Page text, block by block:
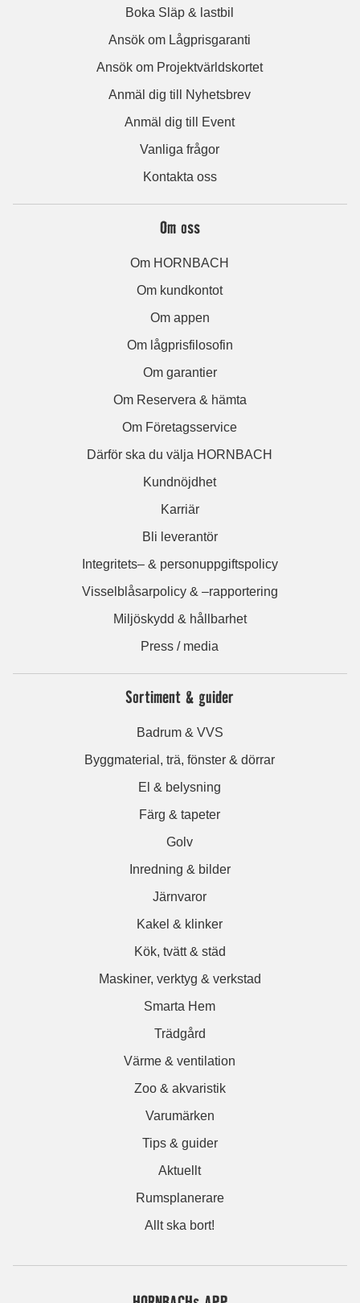
Boka Släp & lastbil
Ansök om Lågprisgaranti
Ansök om Projektvärldskortet
Anmäl dig till Nyhetsbrev
Anmäl dig till Event
Vanliga frågor
Kontakta oss
Om oss
Om HORNBACH
Om kundkontot
Om appen
Om lågprisfilosofin
Om garantier
Om Reservera & hämta
Om Företagsservice
Därför ska du välja HORNBACH
Kundnöjdhet
Karriär
Bli leverantör
Integritets– & personuppgiftspolicy
Visselblåsarpolicy & –rapportering
Miljöskydd & hållbarhet
Press / media
Sortiment & guider
Badrum & VVS
Byggmaterial, trä, fönster & dörrar
El & belysning
Färg & tapeter
Golv
Inredning & bilder
Järnvaror
Kakel & klinker
Kök, tvätt & städ
Maskiner, verktyg & verkstad
Smarta Hem
Trädgård
Värme & ventilation
Zoo & akvaristik
Varumärken
Tips & guider
Aktuellt
Rumsplanerare
Allt ska bort!